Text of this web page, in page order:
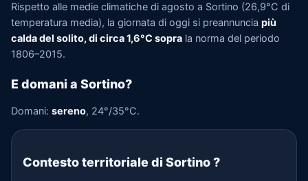
Rispetto alle medie climatiche di agosto a Sortino (26,9°C di
temperatura media), la giornata di oggi si preannuncia più
calda del solito, di circa 1,6°C sopra la norma del periodo
1806–2015.
E domani a Sortino?
Domani: sereno, 24°/35°C.
Contesto territoriale di Sortino?